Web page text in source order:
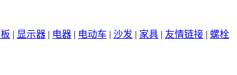
| 显示器 | 电器 | 电动车 | 沙发 | 家具 | 友情链接 | 螺栓